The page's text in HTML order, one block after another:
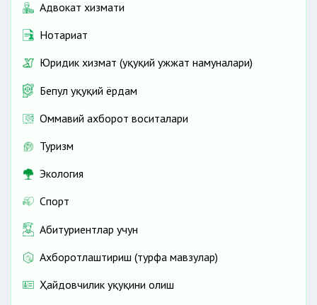
Адвокат хизмати
Нотариат
Юридик хизмат (ҳуқуқий ҳужжат намуналари)
Бепул ҳуқуқий ёрдам
Оммавий ахборот воситалари
Туризм
Экология
Спорт
Абитуриентлар учун
Ахборотлаштириш (турфа мавзулар)
Ҳайдовчилик ҳуқуқини олиш